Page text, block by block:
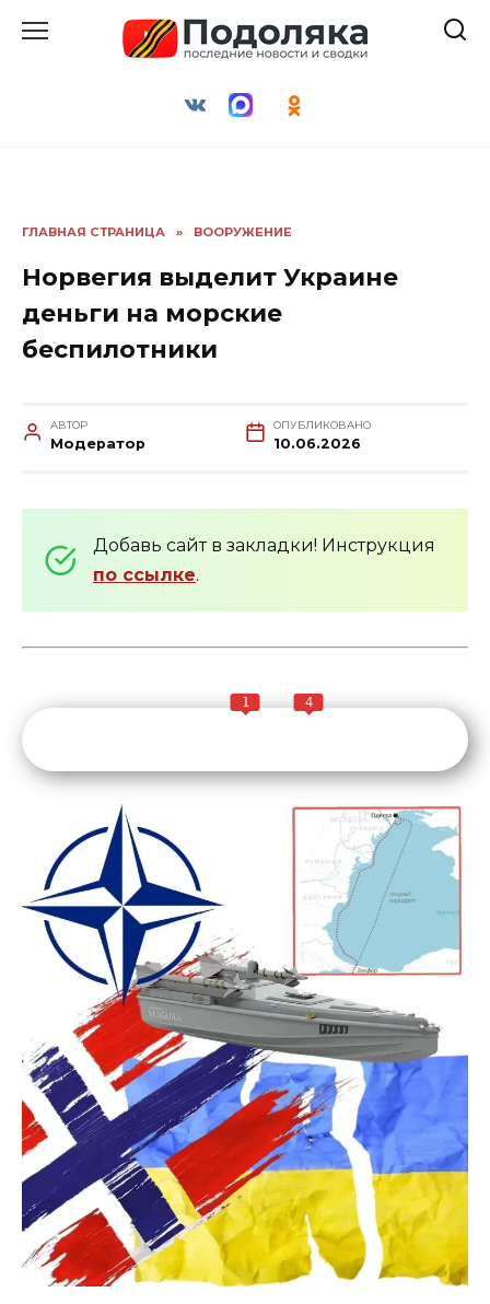
ГЛАВНАЯ СТРАНИЦА » ВООРУЖЕНИЕ
Норвегия выделит Украине
деньги на морские
беспилотники
АВТОР
Модератор
ОПУБЛИКОВАНО
10.06.2026
Добавь сайт в закладки! Инструкция
по ссылке.
1 4